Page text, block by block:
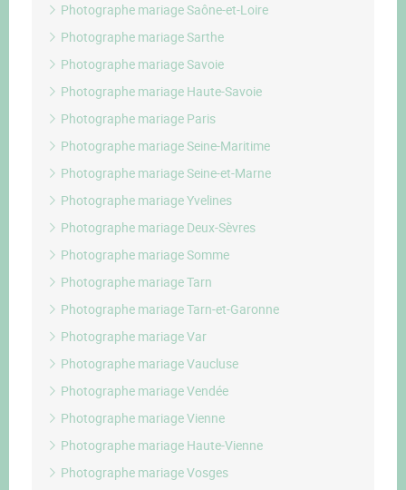
Photographe mariage Saône-et-Loire
Photographe mariage Sarthe
Photographe mariage Savoie
Photographe mariage Haute-Savoie
Photographe mariage Paris
Photographe mariage Seine-Maritime
Photographe mariage Seine-et-Marne
Photographe mariage Yvelines
Photographe mariage Deux-Sèvres
Photographe mariage Somme
Photographe mariage Tarn
Photographe mariage Tarn-et-Garonne
Photographe mariage Var
Photographe mariage Vaucluse
Photographe mariage Vendée
Photographe mariage Vienne
Photographe mariage Haute-Vienne
Photographe mariage Vosges